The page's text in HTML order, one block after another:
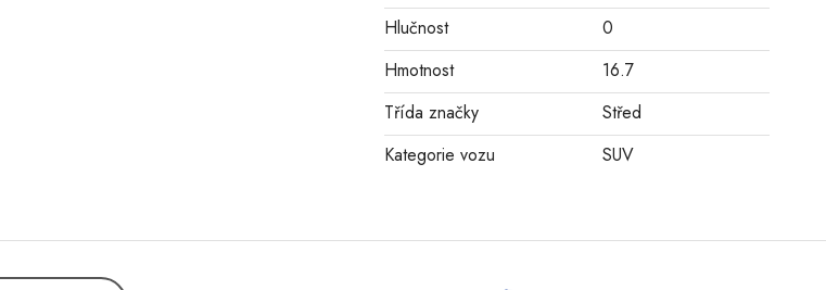
Hlučnost
0
Hmotnost
16.7
Třída značky
Střed
Kategorie vozu
SUV